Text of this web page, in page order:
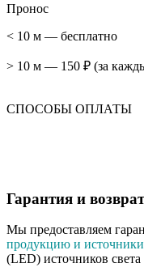
Пронос
< 10 м — бесплатно
> 10 м — 150 ₽ (за
СПОСОБЫ ОПЛАТЫ
Гарантия и
Мы предоставляем
продукцию и источники
(LED) источников